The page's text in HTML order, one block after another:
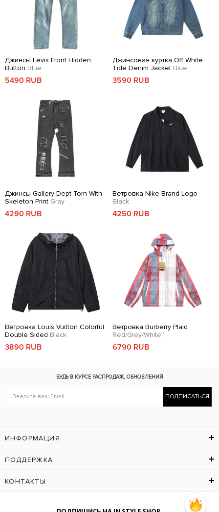
Джинсы Levis Front Hidden
Button Blue
5490 RUB
Джинсовая куртка Off White
Tide Denim Jacket Blue
3590 RUB
Джинсы Gallery Dept Torn With
Skeleton Print Gray
4290 RUB
Ветровка Nike Brand Logo
Black
4250 RUB
Ветровка Louis Vuitton Colorful
Double Sided Black
3890 RUB
Ветровка Burberry Plaid
Red/Grey/White”
6790 RUB
БУДЬ В КУРСЕ РАСПРОДАЖ, ОБНОВЛЕНИЙ
ПОДПИСАТЬСЯ
ИНФОРМАЦИЯ
ПОДДЕРЖКА
КОНТАКТЫ